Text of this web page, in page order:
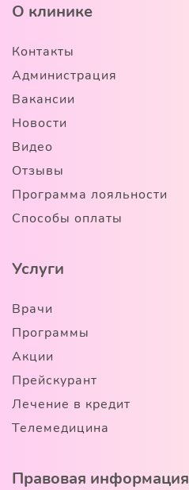
О клинике
Контакты
Администрация
Вакансии
Новости
Видео
Отзывы
Программа лояльности
Способы оплаты
Услуги
Врачи
Программы
Акции
Прейскурант
Лечение в кредит
Телемедицина
Правовая информация